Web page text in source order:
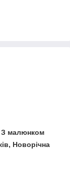
З малюнком
Новорічна